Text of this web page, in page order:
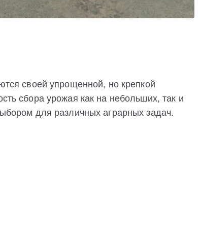
своей упрощенной, но крепкой
сбора урожая как на небольших, так и
для различных аграрных задач.